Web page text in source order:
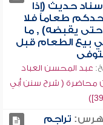
حديث (إذا
أحدكم طعاماً فلا
حتى يقبضه) , ما
بيع الطعام قبل
عبد المحسن العباد
محاضرة ( شرح سنن أبي
تراجم